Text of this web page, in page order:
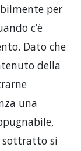
per
c’è
Dato che
della
una
sottratto si